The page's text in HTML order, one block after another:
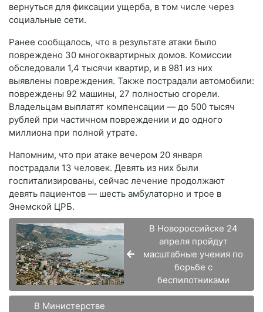
вернуться для фиксации ущерба, в том числе через
социальные сети.
Ранее сообщалось, что в результате атаки было
повреждено 30 многоквартирных домов. Комиссии
обследовали 1,4 тысячи квартир, и в 981 из них
выявлены повреждения. Также пострадали автомобили:
повреждены 92 машины, 27 полностью сгорели.
Владельцам выплатят компенсации — до 500 тысяч
рублей при частичном повреждении и до одного
миллиона при полной утрате.
Напомним, что при атаке вечером 20 января
пострадали 13 человек. Девять из них были
госпитализированы, сейчас лечение продолжают
девять пациентов — шесть амбулаторно и трое в
Энемской ЦРБ.
В Новороссийске 24
апреля пройдут
масштабные учения по
борьбе с
беспилотниками
В Министерстве